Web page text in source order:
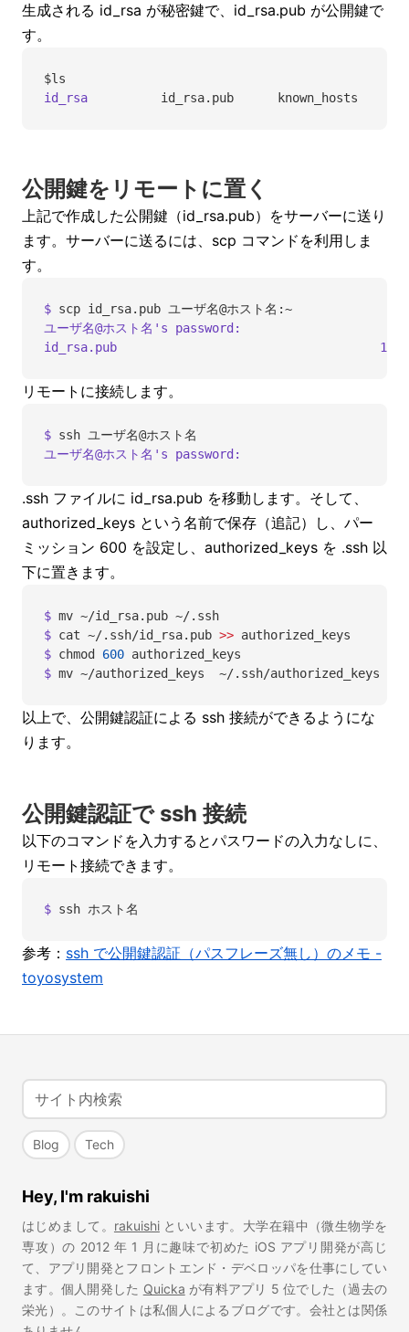
生成される id_rsa が秘密鍵で、id_rsa.pub が公開鍵で
す。
$ls
id_rsa
		id_rsa.pub
	known_hosts
公開鍵をリモートに置く
上記で作成した公開鍵（id_rsa.pub）をサーバーに送り
ます。サーバーに送るには、scp コマンドを利用しま
す。
$ scp id_rsa.pub ユーザ名@ホスト名:~
ユーザ名@ホスト名 's password:
id_rsa.pub                                    100%
リモートに接続します。
$ ssh ユーザ名@ホスト名
ユーザ名@ホスト名 's password:
.ssh ファイルに id_rsa.pub を移動します。そして、
authorized_keys という名前で保存（追記）し、パー
ミッション 600 を設定し、authorized_keys を .ssh 以
下に置きます。
$ mv ~/id_rsa.pub ~/.ssh
$ cat ~/.ssh/id_rsa.pub >> authorized_keys
$ chmod 600 authorized_keys
$ mv ~/authorized_keys
  ~/.ssh/authorized_keys
以上で、公開鍵認証による ssh 接続ができるようにな
ります。
公開鍵認証で ssh 接続
以下のコマンドを入力するとパスワードの入力なしに、
リモート接続できます。
$ ssh ホスト名
参考： ssh で公開鍵認証（パスフレーズ無し）のメモ -
toyosystem
Blog Tech
Hey, I'm rakuishi
はじめまして。 rakuishiといいます。大学在籍中（微生物学を
専攻）の 2012 年 1 月に趣味で初めた iOS アプリ開発が高じ
て、アプリ開発とフロントエンド・デベロッパを仕事にしてい
ます。個人開発した Quicka が有料アプリ 5 位でした（過去の
栄光）。このサイトは私個人によるブログです。会社とは関係